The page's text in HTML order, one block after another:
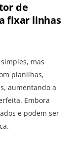
de
fixar linhas
mas
planilhas,
aumentando a
Embora
e podem ser